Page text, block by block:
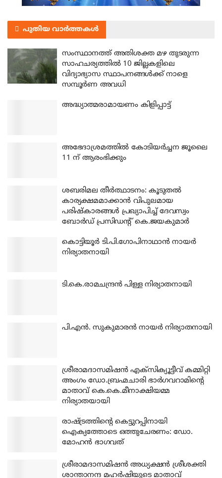
പുതിയ വാർത്തകൾ
സംസ്ഥാനത്ത് അതിശക്ത മഴ തുടരുന്ന
സാഹചര്യത്തിൽ 10 ജില്ലകളിലെ
വിദ്യാഭ്യാസ സ്ഥാപനങ്ങൾക്ക് നാളെ
സമ്പൂർണ അവധി
അദ്ധ്യാത്മരാമായണം കിളിപ്പാട്ട്
അഭേദാശ്രമത്തില്‍ കോടിയര്‍ച്ചന ജൂലൈ
11 ന് ആരംഭിക്കും
ശബരിമല തീര്‍ത്ഥാടനം: കൂടുതല്‍
കാര്യക്ഷമമാക്കാന്‍ വിപുലമായ
പരിഷ്‌കാരങ്ങള്‍ പ്രഖ്യാപിച്ച് ദേവസ്വം
ബോര്‍ഡ് പ്രസിഡന്റ് കെ.ജയകുമാര്‍
കൊട്ടിയൂര്‍ ടി.പി.ഗോപിനാഥാന്‍ നായര്‍
നിര്യാതനായി
ടി.കെ.രാമചന്ദ്രന്‍ പിള്ള നിര്യാതനായി
പി.എന്‍. സുകുമാരന്‍ നായര്‍ നിര്യാതനായി
ശ്രീരാമദാസമിഷന്‍ എക്‌സിക്യൂട്ടീവ് കമ്മിറ്റി
അംഗം ഡോ.ബ്രഹ്മചാരി ഭാര്‍ഗവറാമിന്റെ
മാതാവ് കെ.കെ.മീനാക്ഷിയമ്മ
നിര്യാതയായി
രാഷ്ട്രത്തിന്റെ കെട്ടുറപ്പിനായി
ഐക്യത്തോടെ ഒത്തുചേരണം: ഡോ.
മോഹന്‍ ഭാഗവത്
ശ്രീരാമദാസമിഷന്‍ അധ്യക്ഷന്‍ ശ്രീശക്തി
ശാന്താനന്ദ മഹര്‍ഷിയുടെ മാതാവ്